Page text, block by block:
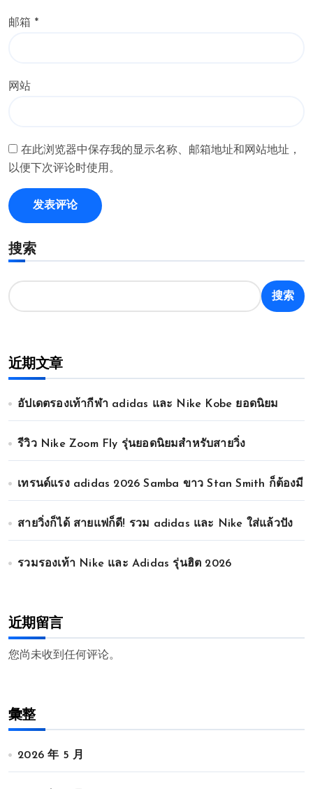
邮箱 *
网站
在此浏览器中保存我的显示名称、邮箱地址和网站地址，
以便下次评论时使用。
搜索
搜索
近期文章
อัปเดตรองเท้ากีฬา adidas และ Nike Kobe ยอดนิยม
รีวิว Nike Zoom Fly รุ่นยอดนิยมสำหรับสายวิ่ง
เทรนด์แรง adidas 2026 Samba ขาว Stan Smith ก็ต้องมี
สายวิ่งก็ได้ สายแฟก็ดี! รวม adidas และ Nike ใส่แล้วปัง
รวมรองเท้า Nike และ Adidas รุ่นฮิต 2026
近期留言
您尚未收到任何评论。
彙整
2026 年 5 月